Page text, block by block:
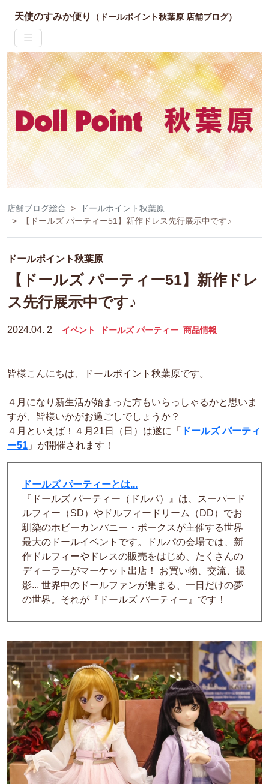
天使のすみか便り （ドールポイント秋葉原 店舗ブログ）
店舗ブログ総合
ドールポイント秋葉原
【ドールズ パーティー51】新作ドレス先行展示中です♪
ドールポイント秋葉原
【ドールズ パーティー51】新作ドレ
ス先行展示中です♪
2024.04. 2 イベント ドールズ パーティー 商品情報
皆様こんにちは、ドールポイント秋葉原です。
４月になり新生活が始まった方もいらっしゃるかと思いま
すが、皆様いかがお過ごしでしょうか？
４月といえば！４月21日（日）は遂に
「
ドールズ パーティ
ー51 」が開催されます！
ドールズ パーティーとは...
『ドールズ パーティー（ドルパ）』は、スーパード
ルフィー（SD）やドルフィードリーム（DD）でお
馴染のホビーカンパニー・ボークスが主催する世界
最大のドールイベントです。ドルパの会場では、新
作ドルフィーやドレスの販売をはじめ、たくさんの
ディーラーがマーケット出店！ お買い物、交流、撮
影... 世界中のドールファンが集まる、一日だけの夢
の世界。それが『ドールズ パーティー』です！